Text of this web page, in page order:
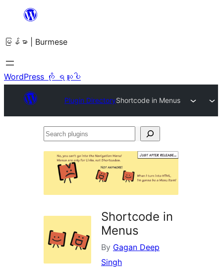
အကြောင်းအရာ
ကျော်သွား
ရန်
မြန်မာ | Burmese
WordPress ကို ရယူပါ
Plugin DirectoryShortcode in Menus
Search
Shortcode in
Menus
By Gagan Deep
Singh